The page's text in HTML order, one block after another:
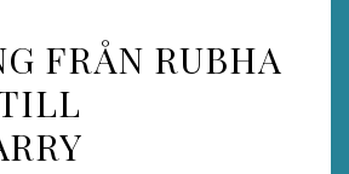
FRÅN RUBHA